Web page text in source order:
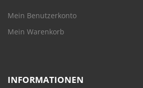
Mein Benutzerkonto
Mein Warenkorb
INFORMATIONEN